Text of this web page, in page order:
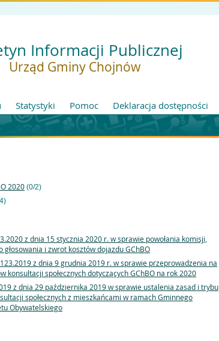
Informacji Publicznej
Urząd Gminy Chojnów
Statystyki Pomoc Deklaracja dostępności
2020 (0/2)
z dnia 15 stycznia 2020 r. w sprawie powołania komisji,
głosowania i zwrot kosztów dojazdu GChBO
z dnia 9 grudnia 2019 r. w sprawie przeprowadzenia na
konsultacji społecznych dotyczących GChBO na rok 2020
z dnia 29 października 2019 w sprawie ustalenia zasad i trybu
społecznych z mieszkańcami w ramach Gminnego
Obywatelskiego